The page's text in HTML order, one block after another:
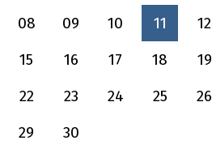
08
09 10 11 12
15
16 17 18 19
22
23 24 25 26
29
30